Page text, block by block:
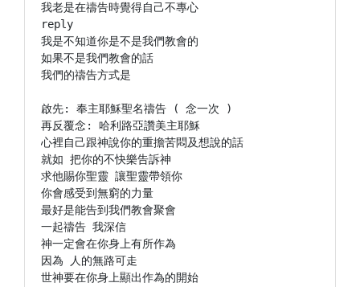
我老是在禱告時覺得自己不專心
reply
我是不知道你是不是我們教會的
如果不是我們教會的話
我們的禱告方式是
啟先: 奉主耶穌聖名禱告 ( 念一次 )
再反覆念: 哈利路亞讚美主耶穌
心裡自己跟神說你的重擔苦悶及想說的話
就如 把你的不快樂告訴神
求他賜你聖靈 讓聖靈帶領你
你會感受到無窮的力量
最好是能告到我們教會聚會
一起禱告 我深信
神一定會在你身上有所作為
因為 人的無路可走
世神要在你身上顯出作為的開始